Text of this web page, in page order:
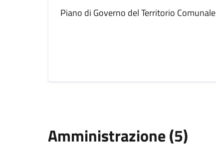
Piano di Governo del Territorio Comunale
Amministrazione (5)